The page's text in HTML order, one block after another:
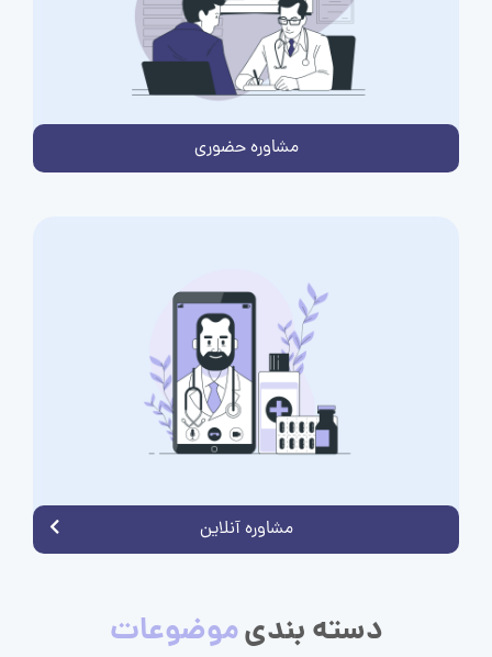
مشاوره حضوری
مشاوره آنلاین
دسته بندیموضوعات